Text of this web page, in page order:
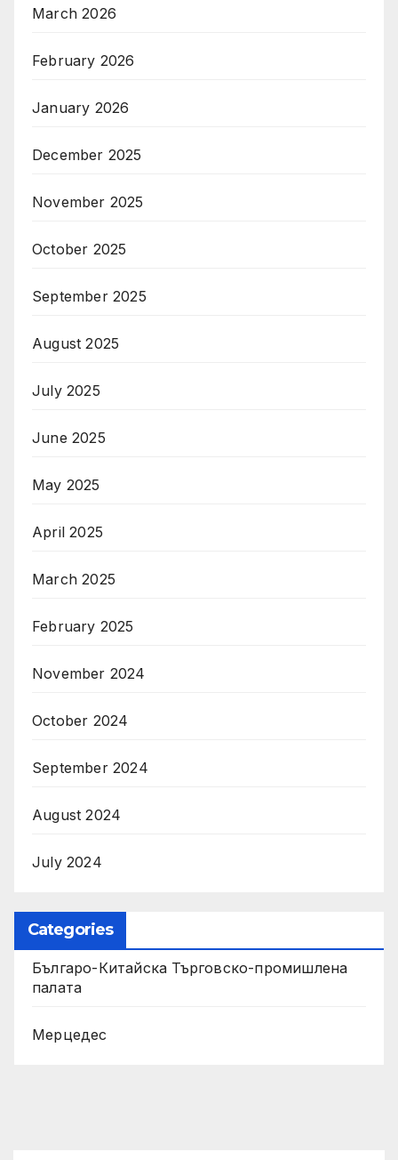
March 2026
February 2026
January 2026
December 2025
November 2025
October 2025
September 2025
August 2025
July 2025
June 2025
May 2025
April 2025
March 2025
February 2025
November 2024
October 2024
September 2024
August 2024
July 2024
Categories
Българо-Китайска Търговско-промишлена
палaта
Мерцедес